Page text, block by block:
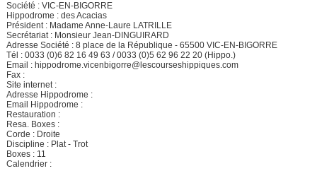
Société : VIC-EN-BIGORRE
Hippodrome : des Acacias
Président : Madame Anne-Laure LATRILLE
Secrétariat : Monsieur Jean-DINGUIRARD
Adresse Société : 8 place de la République - 65500 VIC-EN-BIGORRE
Tél : 0033 (0)6 82 16 49 63 / 0033 (0)5 62 96 22 20 (Hippo.)
Email : hippodrome.vicenbigorre@lescourseshippiques.com
Fax :
Site internet :
Adresse Hippodrome :
Email Hippodrome :
Restauration :
Resa. Boxes :
Corde : Droite
Discipline : Plat - Trot
Boxes : 11
Calendrier :